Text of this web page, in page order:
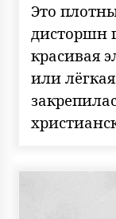
Это
дисторшн
красивая
или